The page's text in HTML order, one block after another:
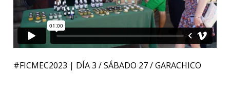
#FICMEC2023 | DÍA 3 / SÁBADO 27 / GARACHICO